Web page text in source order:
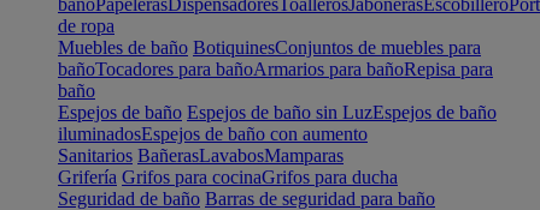
bañoPapelerasDispensadoresToallerosJabonerasEscobillero
de ropa
Muebles de baño BotiquinesConjuntos de muebles para
bañoTocadores para bañoArmarios para bañoRepisa para
baño
Espejos de baño Espejos de baño sin LuzEspejos de baño
iluminadosEspejos de baño con aumento
Sanitarios BañerasLavabosMamparas
Grifería Grifos para cocinaGrifos para ducha
Seguridad de baño Barras de seguridad para baño